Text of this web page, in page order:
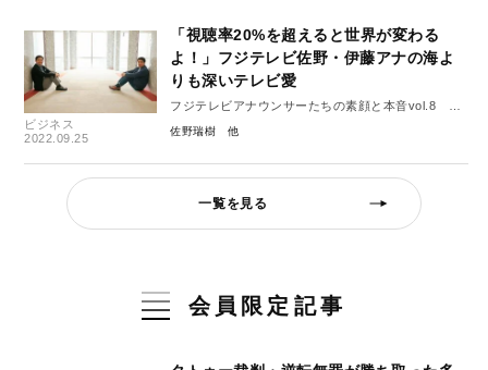
ビジネス
2022.09.25
「視聴率20%を超えると世界が変わる
よ！」フジテレビ佐野・伊藤アナの海よ
りも深いテレビ愛
フジテレビアナウンサーたちの素顔と本音vol.8 佐
野瑞樹と伊藤利尋 後編
佐野瑞樹
一覧を見る
会員限定記事